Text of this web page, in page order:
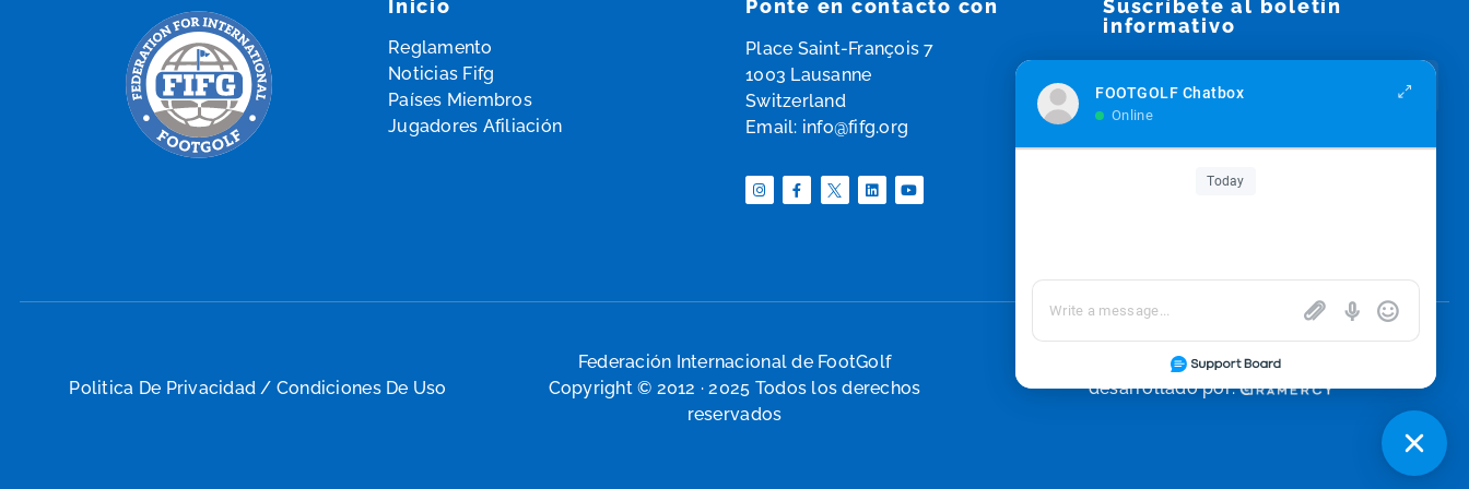
Inicio
Reglamento
Noticias Fifg
Países Miembros
Jugadores Afiliación
Ponte en contacto con
Place Saint-François 7
1003 Lausanne
Switzerland
Email: info@fifg.org
Suscríbete al boletín
informativo
y que se haga un seguimiento de esa
Inscríbete
Politica De Privacidad / Condiciones De Uso
Federación Internacional de FootGolf
Copyright © 2012 · 2025 Todos los derechos
reservados
desarrollado por:
FOOTGOLF Chatbox
Online
Today